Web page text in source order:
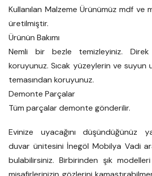
Kullanılan Malzeme Ürünümüz mdf ve
üretilmiştir.
Ürünün Bakımı
Nemli bir bezle temizleyiniz. Direk
koruyunuz. Sıcak yüzeylerin ve suyun
temasından koruyunuz.
Demonte Parçalar
Tüm parçalar demonte gönderilir.
Evinize uyacağını düşündüğünüz
duvar ünitesini İnegöl Mobilya Vadi
bulabilirsiniz. Birbirinden şık